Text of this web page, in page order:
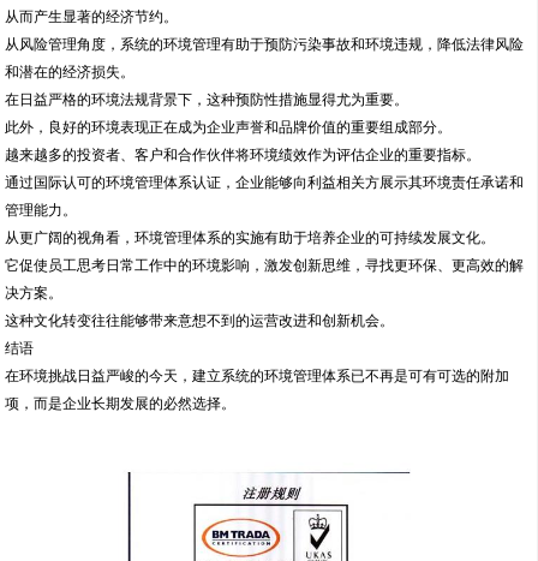
从而产生显著的经济节约。
从风险管理角度，系统的环境管理有助于预防污染事故和环境违规，降低法律风险
和潜在的经济损失。
在日益严格的环境法规背景下，这种预防性措施显得尤为重要。
此外，良好的环境表现正在成为企业声誉和品牌价值的重要组成部分。
越来越多的投资者、客户和合作伙伴将环境绩效作为评估企业的重要指标。
通过国际认可的环境管理体系认证，企业能够向利益相关方展示其环境责任承诺和
管理能力。
从更广阔的视角看，环境管理体系的实施有助于培养企业的可持续发展文化。
它促使员工思考日常工作中的环境影响，激发创新思维，寻找更环保、更高效的解
决方案。
这种文化转变往往能够带来意想不到的运营改进和创新机会。
结语
在环境挑战日益严峻的今天，建立系统的环境管理体系已不再是可有可选的附加
项，而是企业长期发展的必然选择。